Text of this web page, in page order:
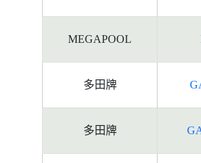
MEGAPOOL
多田牌
多田牌